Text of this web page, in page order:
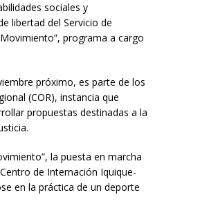
sociales y
libertad del Servicio de
programa a cargo
próximo, es parte de los
(COR), instancia que
propuestas destinadas a la
la puesta en marcha
de Internación Iquique-
en la práctica de un deporte